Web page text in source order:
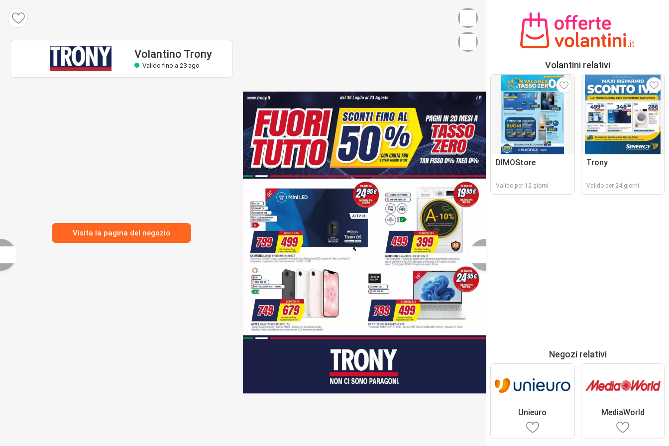
Volantino Trony
Valido fino a 23 ago
Visita la pagina del negozio
Volantini relativi
DIMOStore
Valido per 12 giorni
Trony
Valido per 24 giorni
Negozi relativi
Unieuro MediaWorld